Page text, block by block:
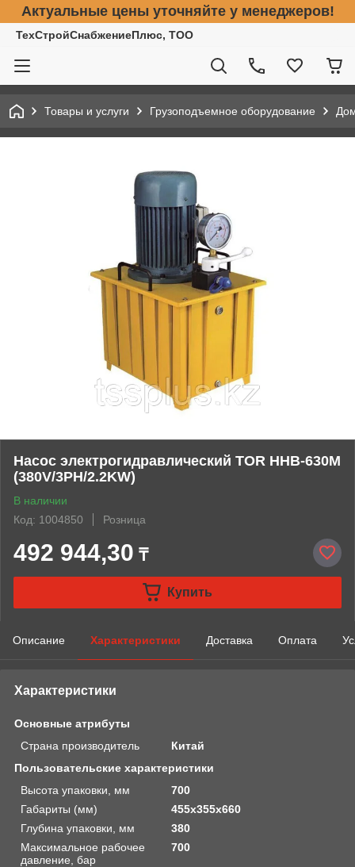
Актуальные цены уточняйте у менеджеров!
ТехСтройСнабжениеПлюс, ТОО
Товары и услуги Грузоподъемное оборудование
Насос электрогидравлический TOR HHB-630M
(380V/3PH/2.2KW)
В наличии
Код: 1004850
Розница
492 944,30 ₸
Купить
Описание Характеристики Доставка Оплата
Характеристики
Основные атрибуты
Страна производитель
Китай
Пользовательские характеристики
Высота упаковки, мм
700
Габариты (мм)
455х355х660
Глубина упаковки, мм
380
Максимальное рабочее
давление, бар
700